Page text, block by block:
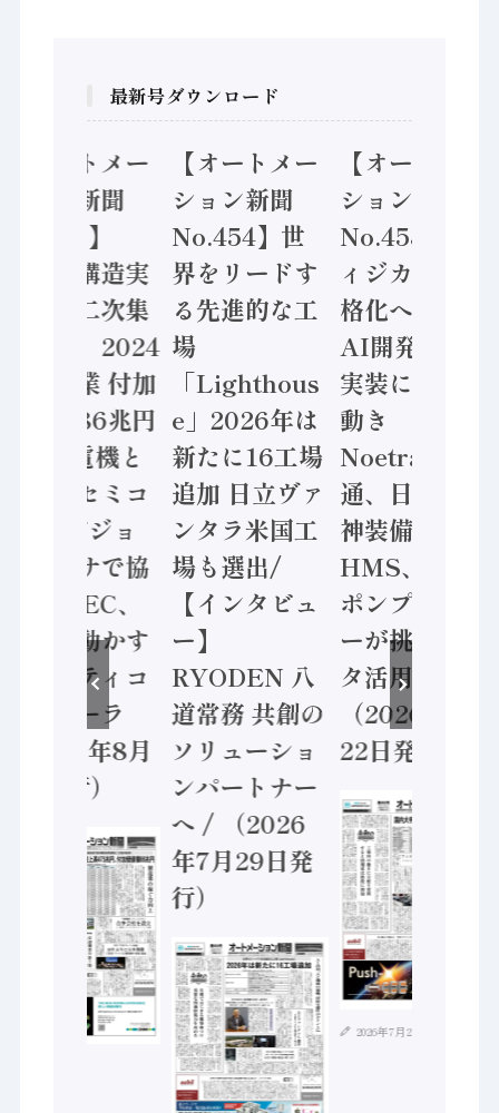
最新号ダウンロード
【オートメー
ション新聞
No.455】
「経済構造実
態調査二次集
計結果」2024
年製造業 付加
価値額86兆円
/ 三菱電機と
ソニーセミコ
ン AIビジョ
ンセンサで協
業 / IDEC、
安全に動かす
セーフティコ
ントローラ
（2026年8月
5日発行）
【オートメー
ション新聞
No.454】世
界をリードす
る先進的な工
場
「Lighthous
e」2026年は
新たに16工場
追加 日立ヴァ
ンタラ米国工
場も選出/
【インタビュ
ー】
RYODEN 八
道常務 共創の
ソリューショ
ンパートナー
へ / （2026
年7月29日発
行）
【オートメー
ション新聞
No.453】フ
ィジカルAI本
格化へ 国産
AI開発や社会
実装に活発な
動き
Noetra、富士
通、日立 / 兵
神装備 ×
HMS、老舗
ポンプメーカ
ーが挑むデー
タ活用 など
（2026年7月
22日発行）
2026年7月21日